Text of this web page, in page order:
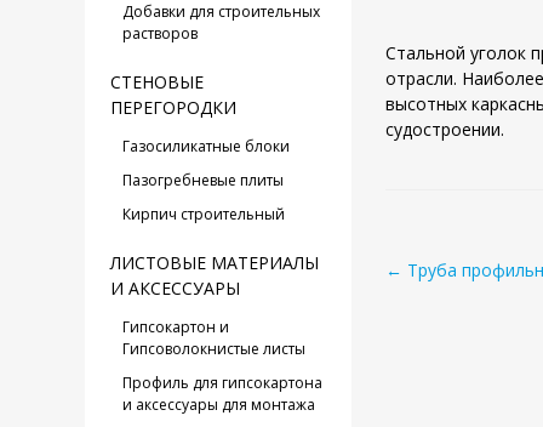
Добавки для строительных
растворов
СТЕНОВЫЕ
ПЕРЕГОРОДКИ
Газосиликатные блоки
Пазогребневые плиты
Кирпич строительный
ЛИСТОВЫЕ МАТЕРИАЛЫ
И АКСЕССУАРЫ
Гипсокартон и
Гипсоволокнистые листы
Профиль для гипсокартона
и аксессуары для монтажа
Стальной уголок
отрасли.
высотных
судостроении.
← Труба